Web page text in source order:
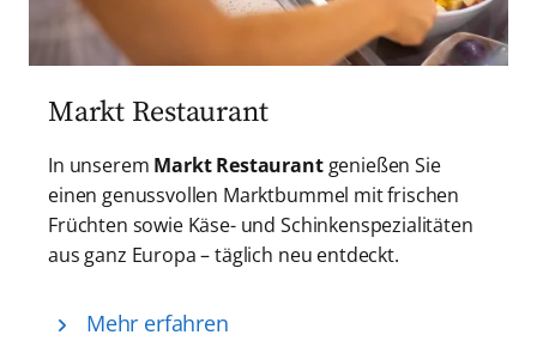
Markt Restaurant
In unserem Markt Restaurantgenießen Sie
einen genussvollen Marktbummel mit frischen
Früchten sowie Käse- und Schinkenspezialitäten
aus ganz Europa – täglich neu entdeckt.
Mehr erfahren